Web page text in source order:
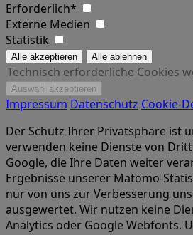
Erforderlich*
Externe Medien
Statistik
Technisch erforderliche Cookies
Impressum Datenschutz Cookie-
Der Schutz Ihrer Privatsphäre ist
verwenden keine Dienste von
Google, die Ihre Daten weiter
Ergebnisse unserer Matomo-
nur von uns zur Verbesserung
ausgewertet. Wir nutzen keine
Analytics oder Google Webfonts.